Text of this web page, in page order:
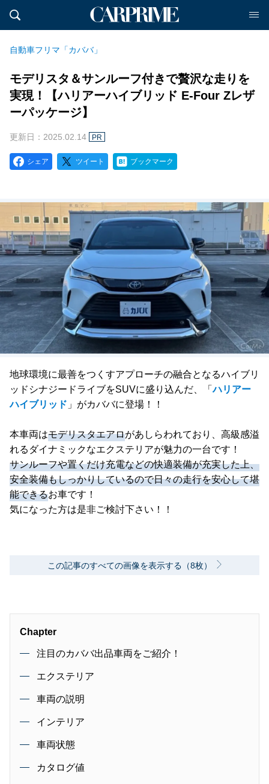
自動車フリマ「カババ」
モデリスタ＆サンルーフ付きで贅沢な走りを
実現！【ハリアーハイブリッド E-Four Zレザ
ーパッケージ】
更新日：2025.02.14 PR
シェア ツイート ブックマーク
地球環境に最善をつくすアプローチの融合となるハイブリ
ッドシナジードライブをSUVに盛り込んだ、「ハリアー
ハイブリッド 」がカババに登場！！
本車両はモデリスタエアロがあしらわれており、高級感溢
れるダイナミックなエクステリアが魅力の一台です！
サンルーフや置くだけ充電などの快適装備が充実した上、
安全装備もしっかりしているので日々の走行を安心して堪
能できるお車です！
気になった方は是非ご検討下さい！！
この記事のすべての画像を表示する（8枚）
Chapter
注目のカババ出品車両をご紹介！
エクステリア
車両の説明
インテリア
車両状態
カタログ値